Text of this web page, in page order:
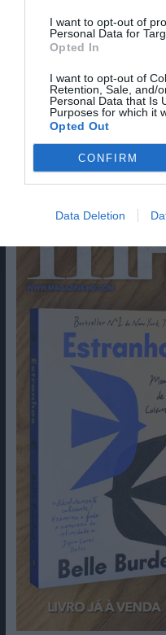
I want to opt-out of
Personal Data for
Opted In
I want to opt-out of
Retention, Sale, and/
Personal Data that Is
Purposes for which it
Opted Out
CONFIRM
Data Deletion
Ler mais...
Página 416 de 419
416 417